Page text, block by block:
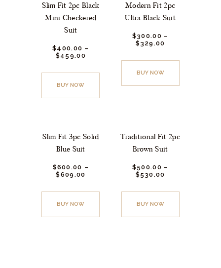
Slim Fit 2pc Black
Mini Checkered
Suit
$400. 00 –
$459.00
BUY NOW
Modern Fit 2pc
Ultra Black Suit
$300.00 –
$329.00
BUY NOW
Slim Fit 3pc Solid
Blue Suit
$600.00 –
$609.00
BUY NOW
Traditional Fit 2pc
Brown Suit
$500.00 –
$530.00
BUY NOW